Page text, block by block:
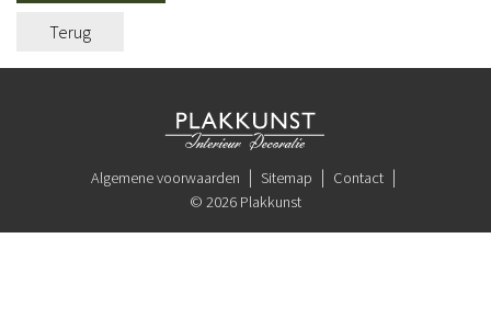
Terug
Algemene voorwaarden Sitemap
Contact
© 2026 Plakkunst